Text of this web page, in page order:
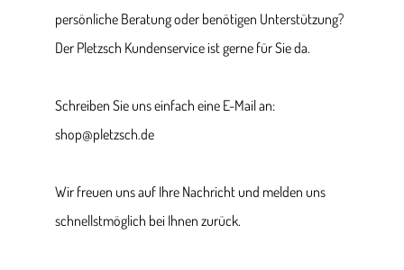
persönliche Beratung oder benötigen Unterstützung?
Der Pletzsch Kundenservice ist gerne für Sie da.
Schreiben Sie uns einfach eine E-Mail an:
shop@pletzsch.de
Wir freuen uns auf Ihre Nachricht und melden uns
schnellstmöglich bei Ihnen zurück.